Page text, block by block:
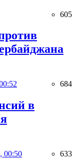
605
684
в
00:50 633